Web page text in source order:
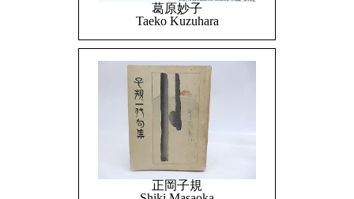
葛原妙子
Taeko Kuzuhara
正岡子規